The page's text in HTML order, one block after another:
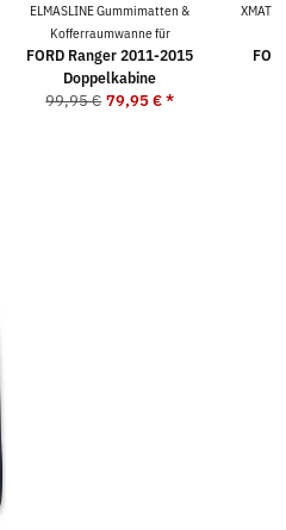
ELMASLINE Gummimatten &
Kofferraumwanne für
FORD Ranger 2011-2015
Doppelkabine
99,95 € 79,95 €*